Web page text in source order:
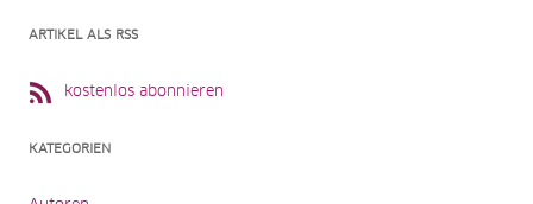
ARTIKEL ALS RSS
kostenlos abonnieren
KATEGORIEN